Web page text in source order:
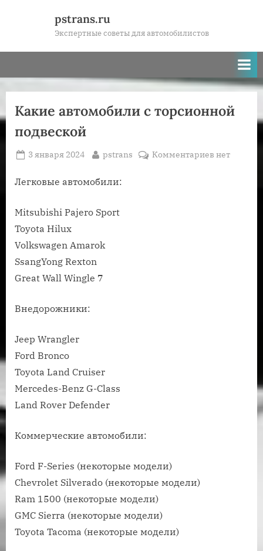
pstrans.ru
Экспертные советы для автомобилистов
Какие автомобили с торсионной
подвеской
Posted
3 января 2024 By
pstrans Комментариевкнет
Легковые автомобили:
Mitsubishi Pajero Sport
Toyota Hilux
Volkswagen Amarok
SsangYong Rexton
Great Wall Wingle 7
Внедорожники:
Jeep Wrangler
Ford Bronco
Toyota Land Cruiser
Mercedes-Benz G-Class
Land Rover Defender
Коммерческие автомобили:
Ford F-Series (некоторые модели)
Chevrolet Silverado (некоторые модели)
Ram 1500 (некоторые модели)
GMC Sierra (некоторые модели)
Toyota Tacoma (некоторые модели)